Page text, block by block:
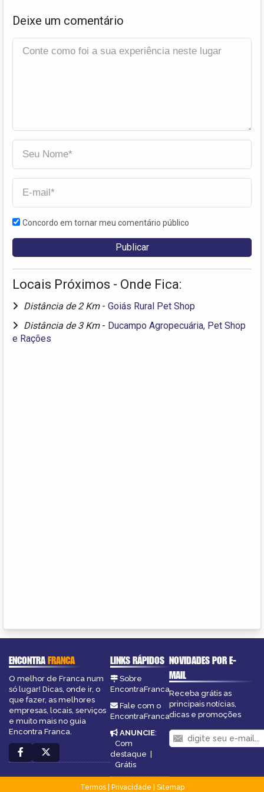
Deixe um comentário
Concordo em tornar meu comentário público
Locais Próximos - Onde Fica:
Distância de 2 Km - Goiás Rural Pet Shop
Distância de 3 Km - Ducampo Agropecuária, Pet Shop
e Rações
ENCONTRAFRANCA
O melhor de Franca num
só lugar! Dicas, onde ir, o
que fazer, as melhores
empresas, locais, serviços
e muito mais no guia
Encontra Franca.
LINKS RÁPIDOS
Sobre
EncontraFranca
Fale com o
EncontraFranca
ANUNCIE:
Com
destaque |
Grátis
NOVIDADES POR E-
MAIL
Receba grátis as
principais notícias,
dicas e promoções
Termos| Privacidade
Sitemap